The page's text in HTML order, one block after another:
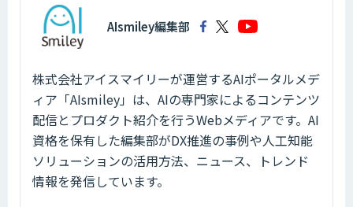
AIsmiley編集部
株式会社アイスマイリーが運営するAIポータルメデ
ィア「AIsmiley」は、AIの専門家によるコンテンツ
配信とプロダクト紹介を行うWebメディアです。AI
資格を保有した編集部がDX推進の事例や人工知能
ソリューションの活用方法、ニュース、トレンド
情報を発信しています。